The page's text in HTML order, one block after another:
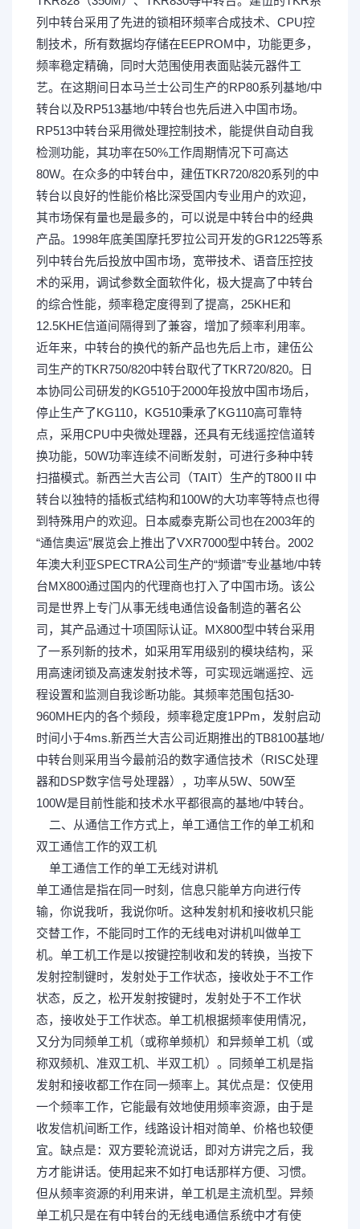
列中转台采用了先进的锁相环频率合成技术、CPU控
制技术，所有数据均存储在EEPROM中，功能更多，
频率稳定精确，同时大范围使用表面贴装元器件工
艺。在这期间日本马兰士公司生产的RP80系列基地/中
转台以及RP513基地/中转台也先后进入中国市场。
RP513中转台采用微处理控制技术，能提供自动自我
检测功能，其功率在50%工作周期情况下可高达
80W。在众多的中转台中，建伍TKR720/820系列的中
转台以良好的性能价格比深受国内专业用户的欢迎，
其市场保有量也是最多的，可以说是中转台中的经典
产品。1998年底美国摩托罗拉公司开发的GR1225等系
列中转台先后投放中国市场，宽带技术、语音压控技
术的采用，调试参数全面软件化，极大提高了中转台
的综合性能，频率稳定度得到了提高，25KHE和
12.5KHE信道间隔得到了兼容，增加了频率利用率。
近年来，中转台的换代的新产品也先后上市，建伍公
司生产的TKR750/820中转台取代了TKR720/820。日
本协同公司研发的KG510于2000年投放中国市场后，
停止生产了KG110，KG510秉承了KG110高可靠特
点，采用CPU中央微处理器，还具有无线遥控信道转
换功能，50W功率连续不间断发射，可进行多种中转
扫描模式。新西兰大吉公司（TAIT）生产的T800Ⅱ中
转台以独特的插板式结构和100W的大功率等特点也得
到特殊用户的欢迎。日本威泰克斯公司也在2003年的
“通信奥运”展览会上推出了VXR7000型中转台。2002
年澳大利亚SPECTRA公司生产的“频谱”专业基地/中转
台MX800通过国内的代理商也打入了中国市场。该公
司是世界上专门从事无线电通信设备制造的著名公
司，其产品通过十项国际认证。MX800型中转台采用
了一系列新的技术，如采用军用级别的模块结构，采
用高速闭锁及高速发射技术等，可实现远端遥控、远
程设置和监测自我诊断功能。其频率范围包括30-
960MHE内的各个频段，频率稳定度1PPm，发射启动
时间小于4ms.新西兰大吉公司近期推出的TB8100基地/
中转台则采用当今最前沿的数字通信技术（RISC处理
器和DSP数字信号处理器），功率从5W、50W至
100W是目前性能和技术水平都很高的基地/中转台。
二、从通信工作方式上，单工通信工作的单工机和
双工通信工作的双工机
单工通信工作的单工无线对讲机
单工通信是指在同一时刻，信息只能单方向进行传
输，你说我听，我说你听。这种发射机和接收机只能
交替工作，不能同时工作的无线电对讲机叫做单工
机。单工机工作是以按键控制收和发的转换，当按下
发射控制键时，发射处于工作状态，接收处于不工作
状态，反之，松开发射按键时，发射处于不工作状
态，接收处于工作状态。单工机根据频率使用情况，
又分为同频单工机（或称单频机）和异频单工机（或
称双频机、准双工机、半双工机）。同频单工机是指
发射和接收都工作在同一频率上。其优点是：仅使用
一个频率工作，它能最有效地使用频率资源，由于是
收发信机间断工作，线路设计相对简单、价格也较便
宜。缺点是：双方要轮流说话，即对方讲完之后，我
方才能讲话。使用起来不如打电话那样方便、习惯。
但从频率资源的利用来讲，单工机是主流机型。异频
单工机只是在有中转台的无线电通信系统中才有使